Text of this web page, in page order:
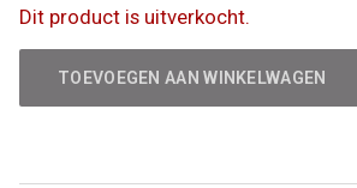
Dit product is uitverkocht.
TOEVOEGEN AAN WINKELWAGEN